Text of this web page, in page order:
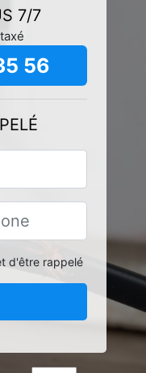
7/7
56
d'être rappelé